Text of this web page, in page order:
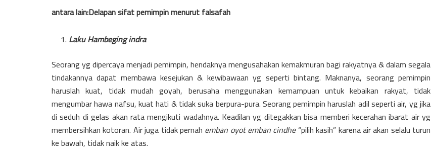
antara lain:Delapan sifat pemimpin menurut falsafah
Laku Hambeging indra
Seorang yg dipercaya menjadi pemimpin, hendaknya mengusahakan kemakmuran bagi rakyatnya & dalam segala
tindakannya dapat membawa kesejukan & kewibawaan yg seperti bintang. Maknanya, seorang pemimpin
haruslah kuat, tidak mudah goyah, berusaha menggunakan kemampuan untuk kebaikan rakyat, tidak
mengumbar hawa nafsu, kuat hati & tidak suka berpura-pura. Seorang pemimpin haruslah adil seperti air, yg jika
di seduh di gelas akan rata mengikuti wadahnya. Keadilan yg ditegakkan bisa memberi kecerahan ibarat air yg
membersihkan kotoran. Air juga tidak pernah emban oyot emban cindhe“pilih kasih” karena air akan selalu turun
ke bawah, tidak naik ke atas.